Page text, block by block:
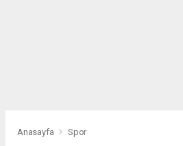
Anasayfa Spor